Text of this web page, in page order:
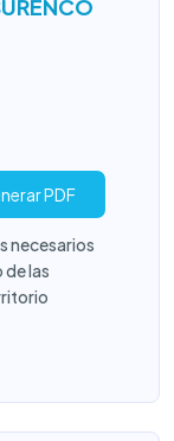
PDF
necesarios
las